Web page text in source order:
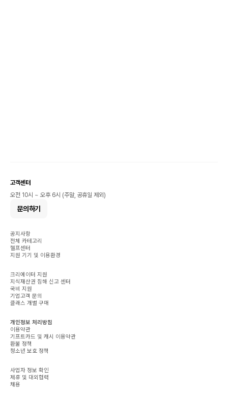
고객센터
오전 10시 ~ 오후 6시 (주말, 공휴일 제외)
문의하기
공지사항
전체 카테고리
헬프센터
지원 기기 및 이용환경
크리에이터 지원
지식재산권 침해 신고 센터
국비 지원
기업고객 문의
클래스 개별 구매
개인정보 처리방침
이용약관
기프트카드 및 캐시 이용약관
환불 정책
청소년 보호 정책
사업자 정보 확인
제휴 및 대외협력
채용